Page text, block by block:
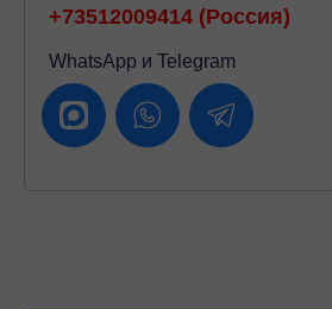
+73512009414 (Россия)
WhatsApp и Telegram